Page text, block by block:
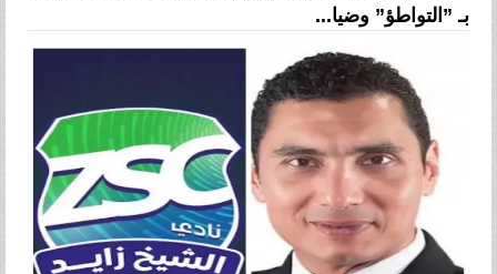
بـ ”التواطؤ” وضيا...